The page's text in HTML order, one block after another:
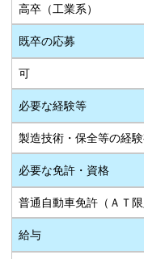
高卒（工業系）
既卒の応募
可
必要な経験等
製造技術・保全等の経
必要な免許・資格
普通自動車免許（ＡＴ限
給与